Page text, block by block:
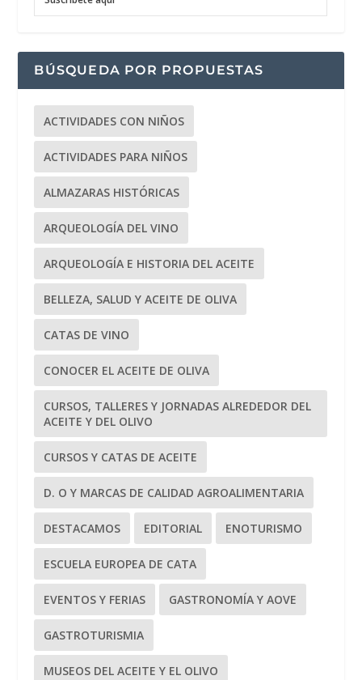
BÚSQUEDA POR PROPUESTAS
ACTIVIDADES CON NIÑOS
ACTIVIDADES PARA NIÑOS
ALMAZARAS HISTÓRICAS
ARQUEOLOGÍA DEL VINO
ARQUEOLOGÍA E HISTORIA DEL ACEITE
BELLEZA, SALUD Y ACEITE DE OLIVA
CATAS DE VINO
CONOCER EL ACEITE DE OLIVA
CURSOS, TALLERES Y JORNADAS ALREDEDOR DEL
ACEITE Y DEL OLIVO
CURSOS Y CATAS DE ACEITE
D. O Y MARCAS DE CALIDAD AGROALIMENTARIA
DESTACAMOS EDITORIAL ENOTURISMO
ESCUELA EUROPEA DE CATA
EVENTOS Y FERIAS GASTRONOMÍA Y AOVE
GASTROTURISMIA
MUSEOS DEL ACEITE Y EL OLIVO